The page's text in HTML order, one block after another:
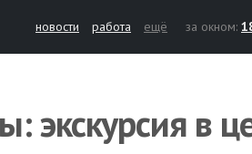
новости работа ещё за окном:
экскурсия в